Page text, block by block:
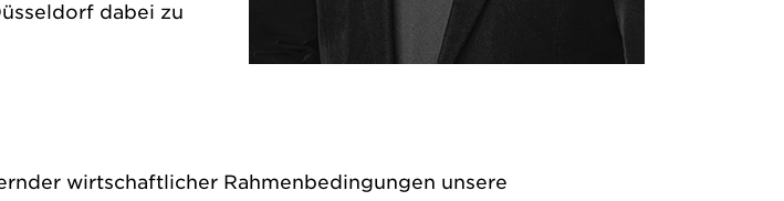
dabei zu
wirtschaftlicher Rahmenbedingungen unsere